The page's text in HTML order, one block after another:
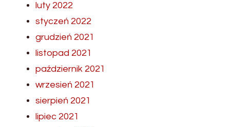
luty 2022
styczeń 2022
grudzień 2021
listopad 2021
październik 2021
wrzesień 2021
sierpień 2021
lipiec 2021